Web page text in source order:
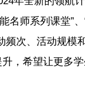
名师系列课堂”
频次、活动规模
，希望让更多